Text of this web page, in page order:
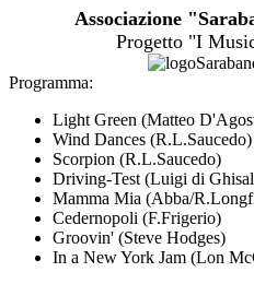
Associazione
Progetto "I
Programma:
Light Green (Matteo
Wind Dances (R.L.Saucedo)
Scorpion (R.L.Saucedo)
Driving-Test (Luigi di
Mamma Mia (Abba/
Cedernopoli (F.Frigerio)
Groovin' (Steve Hodges)
In a New York Jam (Lon